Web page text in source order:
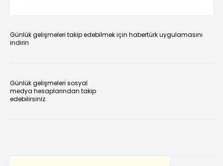
Günlük gelişmeleri takip edebilmek için habertürk uygulamasını
indirin
Günlük gelişmeleri sosyal
medya hesaplarından takip
edebilirsiniz.